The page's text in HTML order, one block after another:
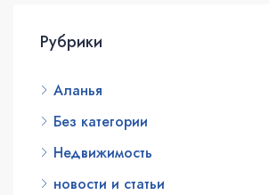
Рубрики
Аланья
Без категории
Недвижимость
новости и статьи